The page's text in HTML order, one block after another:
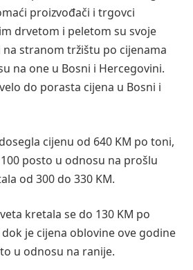
proizvođači i trgovci
drvetom i peletom su svoje
stranom tržištu po cijenama
na one u Bosni i Hercegovini.
do porasta cijena u Bosni i
cijenu od 640 KM po toni,
posto u odnosu na prošlu
od 300 do 330 KM.
kretala se do 130 KM po
je cijena oblovine ove godine
u odnosu na ranije.